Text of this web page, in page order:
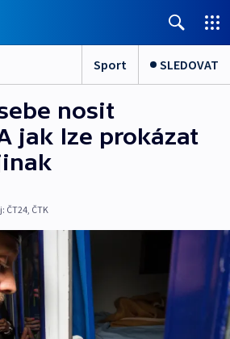
Sport SLEDOVAT
nosit
jak lze prokázat
ČT24, ČTK